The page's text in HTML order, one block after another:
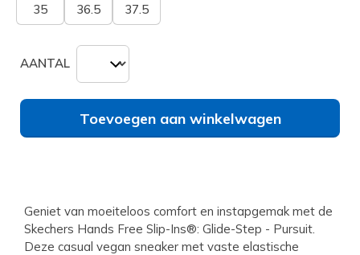
35 36.5 37.5
AANTAL
Toevoegen aan winkelwagen
Geniet van moeiteloos comfort en instapgemak met de
Skechers Hands Free Slip-Ins®: Glide-Step - Pursuit.
Deze casual vegan sneaker met vaste elastische